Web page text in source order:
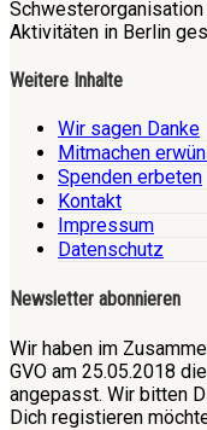
Schwesterorganisation
Aktivitäten in Berlin
Weitere Inhalte
Wir sagen Danke
Mitmachen
Spenden erbeten
Kontakt
Impressum
Datenschutz
Newsletter abonnieren
Wir haben im
GVO am 25.05.2018
angepasst. Wir bitten
Dich registieren